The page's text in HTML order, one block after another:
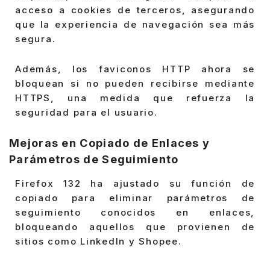
acceso a cookies de terceros, asegurando
que la experiencia de navegación sea más
segura.
Además, los faviconos HTTP ahora se
bloquean si no pueden recibirse mediante
HTTPS, una medida que refuerza la
seguridad para el usuario.
Mejoras en Copiado de Enlaces y
Parámetros de Seguimiento
Firefox 132 ha ajustado su función de
copiado para eliminar parámetros de
seguimiento conocidos en enlaces,
bloqueando aquellos que provienen de
sitios como LinkedIn y Shopee.